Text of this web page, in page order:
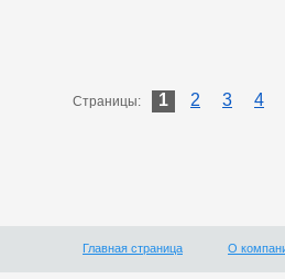
Страницы: 1 2 3 4
Главная страница О